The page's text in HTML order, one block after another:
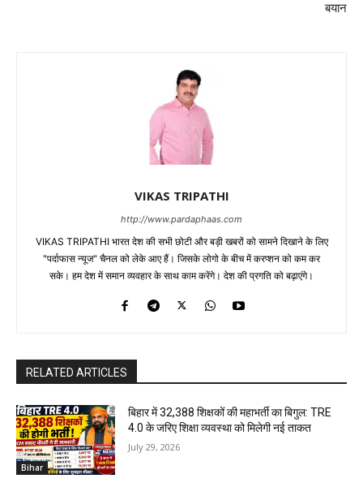
बयान
VIKAS TRIPATHI
http://www.pardaphaas.com
VIKAS TRIPATHI भारत देश की सभी छोटी और बड़ी खबरों को सामने दिखाने के लिए
"पर्दाफास न्यूज" चैनल को लेके आए हैं। जिसके लोगो के बीच में करप्शन को कम कर
सके। हम देश में समान व्यवहार के साथ काम करेंगे। देश की प्रगति को बढ़ाएंगे।
RELATED ARTICLES
Bihar
बिहार में 32,388 शिक्षकों की महाभर्ती का बिगुल: TRE
4.0 के जरिए शिक्षा व्यवस्था को मिलेगी नई ताकत
July 29, 2026